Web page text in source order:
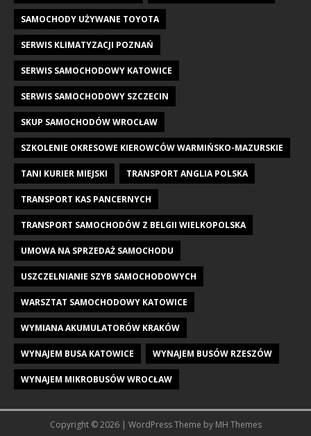
SAMOCHODY UŻYWANE TOYOTA
SERWIS KLIMATYZACJI POZNAŃ
SERWIS SAMOCHODOWY KATOWICE
SERWIS SAMOCHODOWY SZCZECIN
SKUP SAMOCHODÓW WROCŁAW
SZKOLENIE OKRESOWE KIEROWCÓW WARMIŃSKO-MAZURSKIE
TANI KURIER MIEJSKI TRANSPORT ANGLIA POLSKA
TRANSPORT KAS PANCERNYCH
TRANSPORT SAMOCHODÓW Z BELGII WIELKOPOLSKA
UMOWA NA SPRZEDAŻ SAMOCHODU
USZCZELNIANIE SZYB SAMOCHODOWYCH
WARSZTAT SAMOCHODOWY KATOWICE
WYMIANA AKUMULATORÓW KRAKÓW
WYNAJEM BUSA KATOWICE WYNAJEM BUSÓW RZESZÓW
WYNAJEM MIKROBUSÓW WROCŁAW
Copyright © 2026 | WordPress Theme by MH Themes